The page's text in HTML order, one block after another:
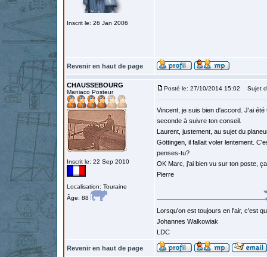
Inscrit le: 26 Jan 2006
Revenir en haut de page
CHAUSSEBOURG
Maniaco Posteur
Inscrit le: 22 Sep 2010
Localisation: Touraine
Âge: 88
Posté le: 27/10/2014 15:02 Sujet
Vincent, je suis bien d'accord. J'ai
seconde à suivre ton conseil.
Laurent, justement, au sujet du
Göttingen, il fallait voler lentement.
penses-tu?
OK Marc, j'ai bien vu sur ton poste,
Pierre
Lorsqu'on est toujours en l'air, c'est
Johannes Walkowiak
LDC
Revenir en haut de page